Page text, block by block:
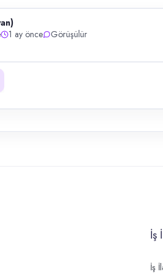
1 ay önce Görüşülür
İş
İş